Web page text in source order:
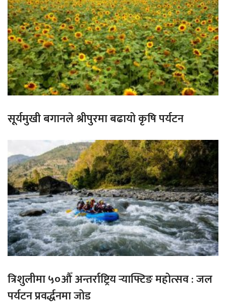
सूर्यमुखी बगानले श्रीपुरमा बढायो कृषि पर्यटन
त्रिशुलीमा ५०औँ अन्तर्राष्ट्रिय र्‍याफ्टिङ महोत्सव : जल
पर्यटन प्रवर्द्धनमा जोड